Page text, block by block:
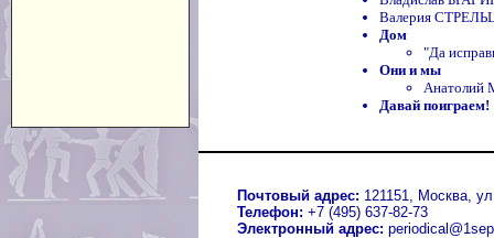
Валерия
Дом
"Да
Они и мы
Анатолий
Давай поиграем!
Почтовый адрес: 121151, Москва,
Телефон: +7 (495) 637-82-73
Электронный адрес: